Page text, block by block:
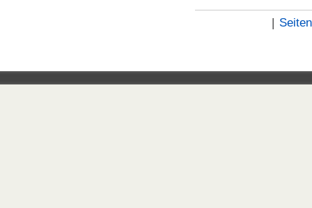
|